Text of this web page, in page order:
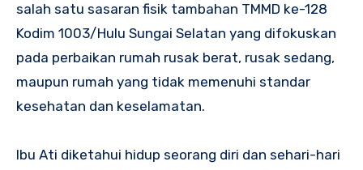
salah satu sasaran fisik tambahan TMMD ke-128
Kodim 1003/Hulu Sungai Selatan yang difokuskan
pada perbaikan rumah rusak berat, rusak sedang,
maupun rumah yang tidak memenuhi standar
kesehatan dan keselamatan.
Ibu Ati diketahui hidup seorang diri dan sehari-hari